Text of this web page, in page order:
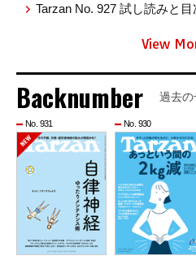
Tarzan No. 927 試し読みと目
View
Backnumber 過去の
No. 931 No. 930